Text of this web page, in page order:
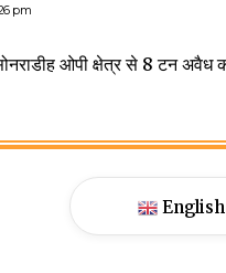
pm
English